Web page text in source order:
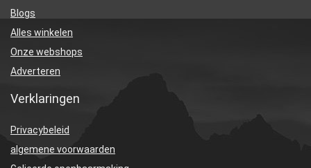
Blogs
Alles winkelen
Onze webshops
Adverteren
Verklaringen
Privacybeleid
algemene voorwaarden